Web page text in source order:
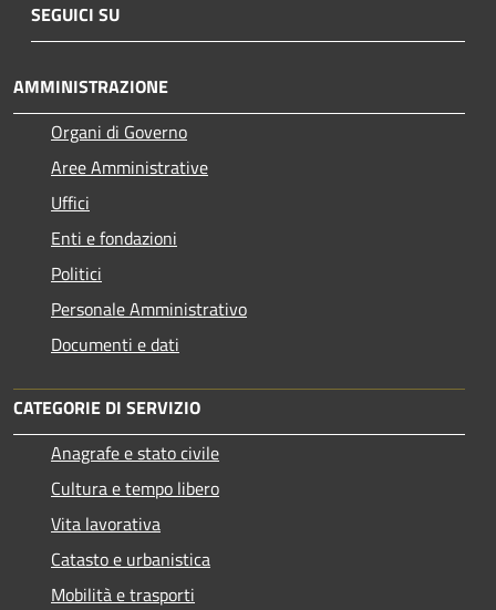
SEGUICI SU
AMMINISTRAZIONE
Organi di Governo
Aree Amministrative
Uffici
Enti e fondazioni
Politici
Personale Amministrativo
Documenti e dati
CATEGORIE DI SERVIZIO
Anagrafe e stato civile
Cultura e tempo libero
Vita lavorativa
Catasto e urbanistica
Mobilità e trasporti